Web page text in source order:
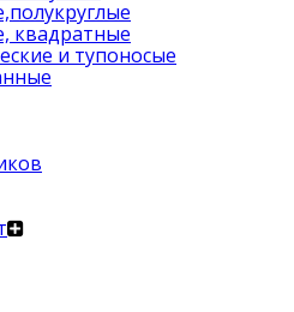
квадратные
и тупоносые